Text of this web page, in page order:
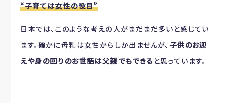
“子育ては女性の役目”
日本では、このような考えの人がまだまだ多いと感じてい
ます。確かに母乳は女性からしか出ませんが、 子供のお迎
えや身の回りのお世話は父親でもできる と思っています。